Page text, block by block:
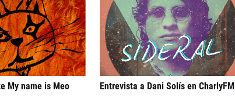
My name is Meo Entrevista a Dani Solís en CharlyFM